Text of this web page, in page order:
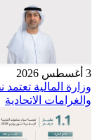
3 أغسطس 2026
وزارة المالية
والغرامات الاتحادية